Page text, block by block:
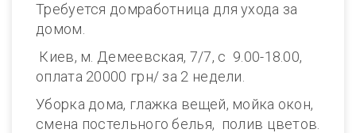
Требуется домработница для ухода за
домом.
Киев, м. Демеевская, 7/7, с 9.00-18.00,
оплата 20000 грн/ за 2 недели.
Уборка дома, глажка вещей, мойка окон,
смена постельного белья, полив цветов.